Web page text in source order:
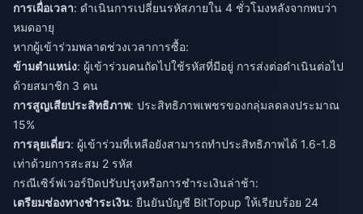
การเผื่อเวลา: ดำเนินการเปลี่ยนรหัสภายใน 4 ชั่วโมงหลังจากพบว่า
หมดอายุ
หากผู้เข้าร่วมพลาดช่วงเวลาการซื้อ:
ข้ามตำแหน่ง: ผู้เข้าร่วมคนถัดไปใช้รหัสที่มีอยู่ การส่งต่อดำเนินต่อไป
ด้วยสมาชิก 3 คน
การสูญเสียประสิทธิภาพ: ประสิทธิภาพเพชรของกลุ่มลดลงประมาณ
15%
การลุยเดี่ยว: ผู้เข้าร่วมที่เหลือยังสามารถทำประสิทธิภาพได้ 1.6-1.8
เท่าด้วยการสะสม 2 รหัส
กรณีเซิร์ฟเวอร์ปิดปรับปรุงหรือการชำระเงินล่าช้า:
เตรียมช่องทางชำระเงิน: ยืนยันบัญชี BitTopup ให้เรียบร้อย 24